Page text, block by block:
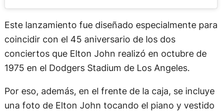
Este lanzamiento fue diseñado especialmente para
coincidir con el 45 aniversario de los dos
conciertos que Elton John realizó en octubre de
1975 en el Dodgers Stadium de Los Angeles.
Por eso, además, en el frente de la caja, se incluye
una foto de Elton John tocando el piano y vestido